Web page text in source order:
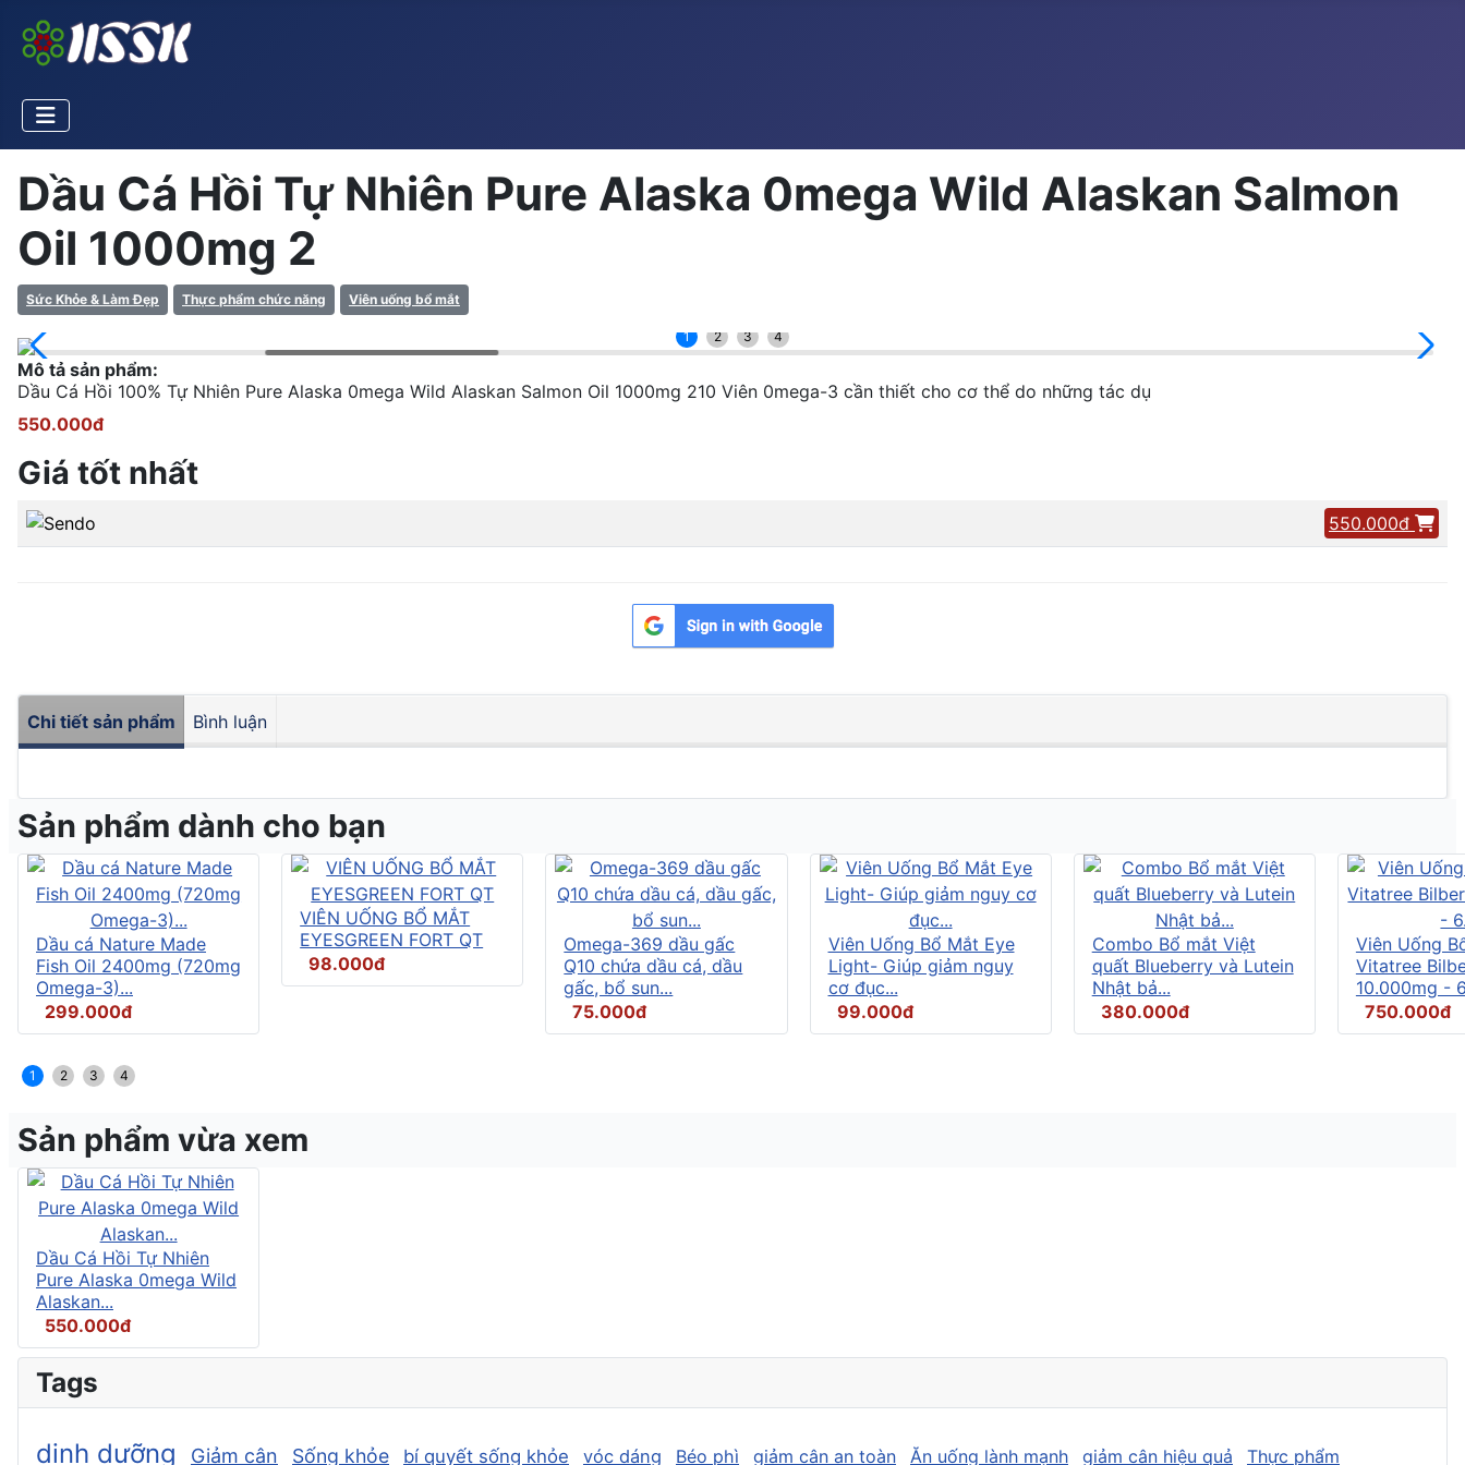
Dầu Cá Hồi Tự Nhiên Pure Alaska 0mega Wild Alaskan Salmon
Oil 1000mg 2
Sức Khỏe & Làm Đẹp Thực phẩm chức năng Viên uống bổ mắt
1 2 3 4
Mô tả sản phẩm:
Dầu Cá Hồi 100% Tự Nhiên Pure Alaska 0mega Wild Alaskan Salmon Oil 1000mg 210 Viên 0mega-3 cần thiết cho cơ thể do những tác dụ
550.000đ
Giá tốt nhất
550.000đ
Chi tiết sản phẩm Bình luận
Sản phẩm dành cho bạn
Dầu cá Nature Made
Fish Oil 2400mg (720mg
Omega-3)...
299.000đ
VIÊN UỐNG BỔ MẮT
EYESGREEN FORT QT
98.000đ
Omega-369 dầu gấc
Q10 chứa dầu cá, dầu
gấc, bổ sun...
75.000đ
Viên Uống Bổ Mắt Eye
Light- Giúp giảm nguy
cơ đục...
99.000đ
Combo Bổ mắt Việt
quất Blueberry và Lutein
Nhật bả...
380.000đ
Viên Uống
Vitatree
10.000mg -
750.000đ
1 2 3 4
Sản phẩm vừa xem
Dầu Cá Hồi Tự Nhiên
Pure Alaska 0mega Wild
Alaskan...
550.000đ
Tags
dinh dưỡng Giảm cân Sống khỏe bí quyết sống khỏe vóc dáng Béo phì giảm cân an toàn Ăn uống lành mạnh giảm cân hiệu quả Thực phẩm